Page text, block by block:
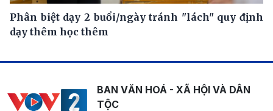
Phân biệt dạy 2 buổi/ngày tránh "lách" quy định
dạy thêm học thêm
BAN VĂN HOÁ - XÃ HỘI VÀ DÂN
TỘC